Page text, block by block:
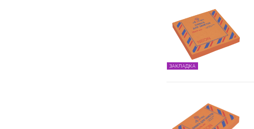
ЗАКЛАДКА